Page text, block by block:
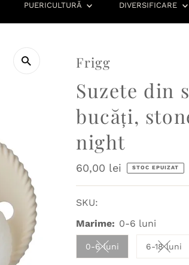
PUERICULTURĂ DIVERSIFICARE
Frigg
Suzete din
bucăți,
night
Preț
obișnuit
60,00 lei STOC EPUIZAT
SKU:
Marime: 0-6 luni
0-6 luniVariant sold out or
6-18 luni